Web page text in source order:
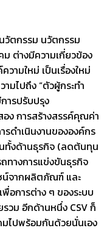
วัตกรรม นวัตกรรม
ต่างมีความเกี่ยวข้อง
ามใหม่ เป็นเรื่องใหม่
มไปถึง “ตัวผู้กระทำ
ารปรับปรุง
อง การสร้างสรรค์คุณค่า
ดำเนินงานขององค์กร
ทั้งด้านธุรกิจ (ลดต้นทุน
ทางการแข่งขันธุรกิจ
น์จากผลิตภัณฑ์ และ
พื่อการต่าง ๆ ของระบบ
วม อีกด้านหนึ่ง CSV ก็
ไปพร้อมกันด้วยนั่นเอง